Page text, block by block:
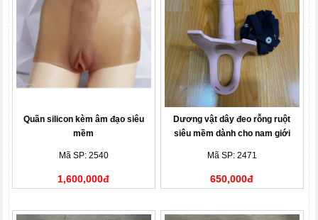
Quần silicon kèm âm đạo siêu
mềm
Mã SP: 2540
1,600,000đ
Dương vật dây đeo rỗng ruột
siêu mềm dành cho nam giới
Mã SP: 2471
650,000đ